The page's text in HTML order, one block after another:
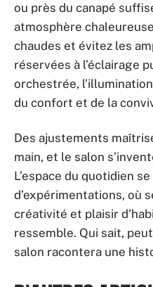
ou près du canapé
atmosphère
chaudes et évitez les
réservées à l’éclairage
orchestrée,
du confort et de la
Des ajustements
main, et le salon
L’espace du quotidien
d’expérimentations, où
créativité et plaisir
ressemble. Qui sait,
salon racontera une